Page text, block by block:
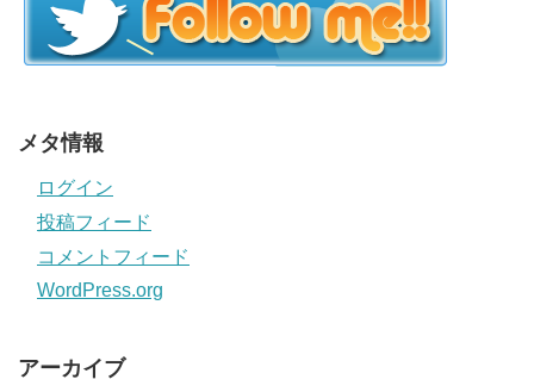
メタ情報
ログイン
投稿フィード
コメントフィード
WordPress.org
アーカイブ